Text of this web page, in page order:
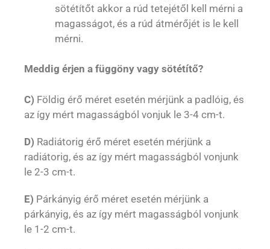
sötétítőt akkor a rúd tetejétől kell mérni a
magasságot, és a rúd átmérőjét is le kell
mérni.
Meddig érjen a függöny vagy sötétítő?
C) Földig érő méret esetén mérjünk a padlóig, és
az így mért magasságból vonjuk le 3-4 cm-t.
D) Radiátorig érő méret esetén mérjünk a
radiátorig, és az így mért magasságból vonjunk
le 2-3 cm-t.
E) Párkányig érő méret esetén mérjünk a
párkányig, és az így mért magasságból vonjunk
le 1-2 cm-t.